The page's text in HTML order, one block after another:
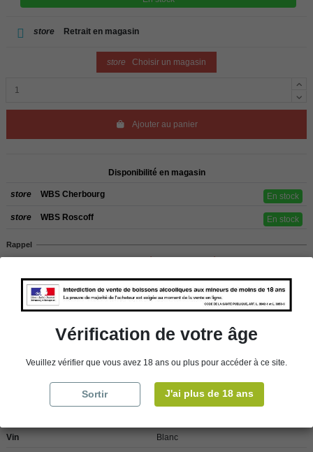
store Retrait en magasin
store Choisir un magasin
Ajouter au panier
Disponibilité en magasin
store WBS Cherbourg En stock
store WBS Roscoff En stock
Rappel
Les commandes sont uniquement livrées en France métropolitaine. Pour les
CHERBOURG.
France
Vin Blanc
Vérification de votre âge
Veuillez vérifier que vous avez 18 ans ou plus pour accéder à ce site.
Sortir J'ai plus de 18 ans